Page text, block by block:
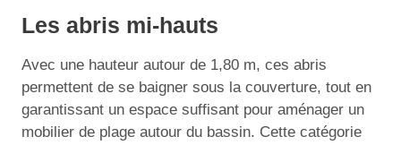
Les abris mi-hauts
Avec une hauteur autour de 1,80 m, ces abris
permettent de se baigner sous la couverture, tout en
garantissant un espace suffisant pour aménager un
mobilier de plage autour du bassin. Cette catégorie